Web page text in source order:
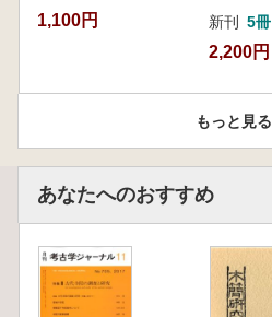
1,100円 新刊 5冊
2,200円
もっと見る
あなたへのおすすめ